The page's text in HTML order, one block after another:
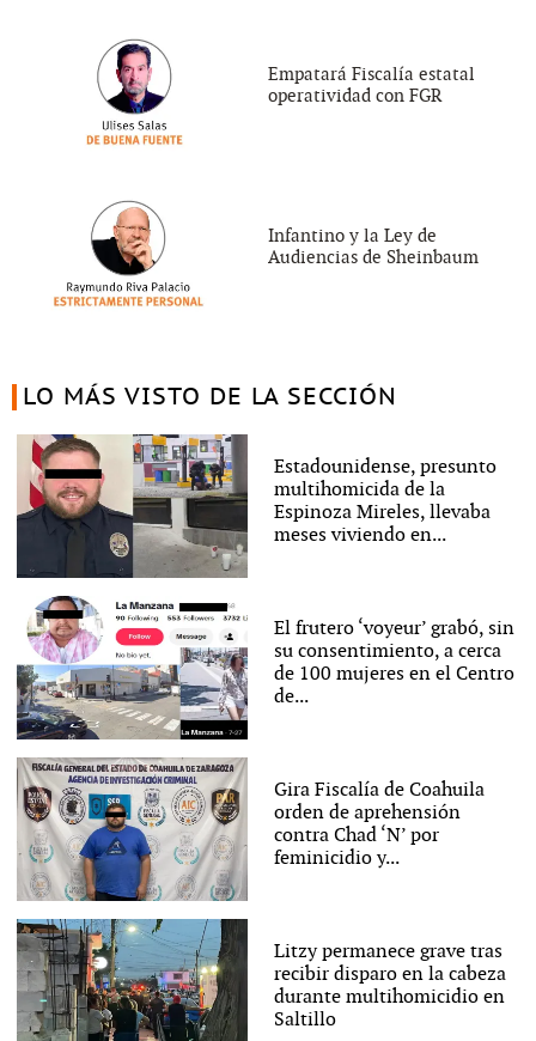
Empatará Fiscalía estatal
operatividad con FGR
Infantino y la Ley de
Audiencias de Sheinbaum
LO MÁS VISTO DE LA SECCIÓN
Estadounidense, presunto
multihomicida de la
Espinoza Mireles, llevaba
meses viviendo en...
El frutero ‘voyeur’ grabó, sin
su consentimiento, a cerca
de 100 mujeres en el Centro
de...
Gira Fiscalía de Coahuila
orden de aprehensión
contra Chad ‘N’ por
feminicidio y...
Litzy permanece grave tras
recibir disparo en la cabeza
durante multihomicidio en
Saltillo